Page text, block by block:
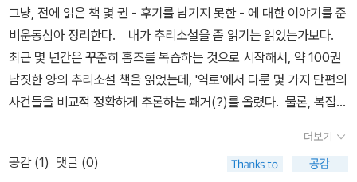
그냥, 전에 읽은 책 몇 권 - 후기를 남기지 못한 - 에 대한 이야기를 준
비운동삼아 정리한다. 내가 추리소설을 좀 읽기는 읽었는가보다.
최근 몇 년간은 꾸준히 홈즈를 복습하는 것으로 시작해서, 약 100권
남짓한 양의 추리소설 책을 읽었는데, '역로'에서 다룬 몇 가지 단편의
사건들을 비교적 정확하게 추론하는 쾌거(?)를 올렸다. 물론, 복잡한
만, 읽으면서 조금씩 나름대로의 사건을 구성하면서, 작가의 계략에
따른 맹점이나 자기도 모르게 assume하게 되는 것을 피하고, 있는
더보기
공감 (1) 댓글 (0)